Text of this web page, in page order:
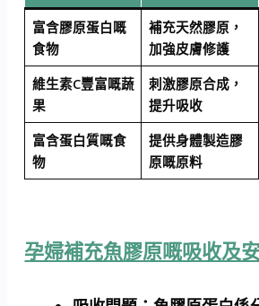
富含膠原蛋白嘅
食物
補充天然膠原，
加強皮膚修護
維生素C豐富嘅蔬
果
刺激膠原合成，
提升吸收
富含蛋白質嘅食
物
提供身體製造膠
原嘅原料
孕婦補充魚膠原嘅吸收及